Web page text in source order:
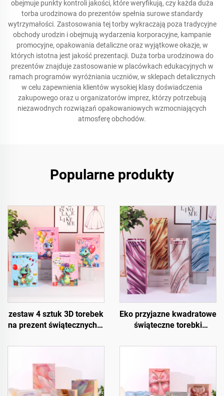
obejmuje punkty kontroli jakości, które weryfikują, czy każda duża
torba urodzinowa do prezentów spełnia surowe standardy
wytrzymałości. Zastosowania tej torby wykraczają poza tradycyjne
obchody urodzin i obejmują wydarzenia korporacyjne, kampanie
promocyjne, opakowania detaliczne oraz wyjątkowe okazje, w
których istotna jest jakość prezentacji. Duża torba urodzinowa do
prezentów znajduje zastosowanie w placówkach edukacyjnych w
ramach programów wyróżniania uczniów, w sklepach detalicznych
w celu zapewnienia klientów wysokiej klasy doświadczenia
zakupowego oraz u organizatorów imprez, którzy potrzebują
niezawodnych rozwiązań opakowaniowych wzmocniających
atmosferę obchodów.
Popularne produkty
zestaw 4 sztuk 3D torebek
na prezent świątecznych –
opakowania świąteczne
prezentów
Eko przyjazne kwadratowe
świąteczne torebki
na wino i butelki z papieru